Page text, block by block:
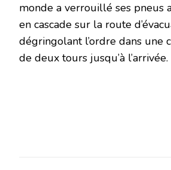
monde a verrouillé ses pneus
en cascade sur la route
dégringolant l’ordre dans une
de deux tours jusqu’à l’arrivée.